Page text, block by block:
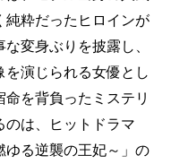
純粋だったヒロインが
変身ぶりを披露し、
演じられる女優とし
を背負ったミステリ
のは、ヒットドラマ
ゆる逆襲の王妃～」の